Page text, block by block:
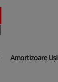
Amortizoare Uși